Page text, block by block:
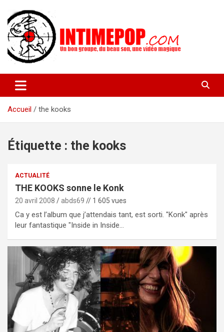
contenu
intimepop.com
actuelles pop rock, post-rock, indé sur Lyon. rock pop concert
lyon
Accueil
the kooks
Étiquette : the kooks
ACTUALITÉ
THE KOOKS sonne le Konk
20 avril 2008 abds69 // 1 605 vues
Ca y est l’album que j’attendais tant, est sorti. "Konk" après
leur fantastique "Inside in Inside…